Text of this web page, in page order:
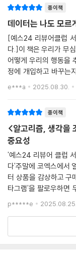
을 규제해 데이터 소유
데이터 협동조합이 탄
할 수 있는 유일한 주
씬 높아진다. 앞서 언
른 모든 사람이 가지고
터를 최대한 활용하려
요하다.
필요할 때 ‘내가 평소에
사람들이 보는 콘텐츠
부족일 수도 있지만 적
점에서 충분히 의의가
확산하는 데 심리 타깃
3쪽)
“전체 동의하지 않아도
저자는 참가자 1,000
이터를 넘기면 현금을
중요하다’라는 것에 동
이터를 쉽게 판매해 버
으론 기울어진 데이터
는 전제를 새로 설정했
쁘며 광속으로 발전하
아직 원시 수준에 머물
는 ‘설계된 프라이버시
를 보호하려고 아무것
종이책
데이터는 나도 모르
[예스24 리뷰어클럽
다.]이 책은 우리가 무
어떻게 우리의 행동을
정에 개입하고 바꾸는
역이용 하는지 심도
e***a 2025.08.30.
종이책
<알고리즘, 생각을
중요성
'예스24 리뷰어 클럽
다'주말에 코엑스에서
터 상품을 감상하고 구
타그램'을 팔로우하면
언젠가부터 인스타그
는 일상이 되어 있었
p*****e 2025.08.25.